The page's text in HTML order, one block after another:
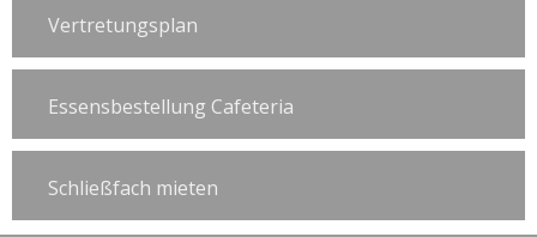
Vertretungsplan
Essensbestellung Cafeteria
Schließfach mieten